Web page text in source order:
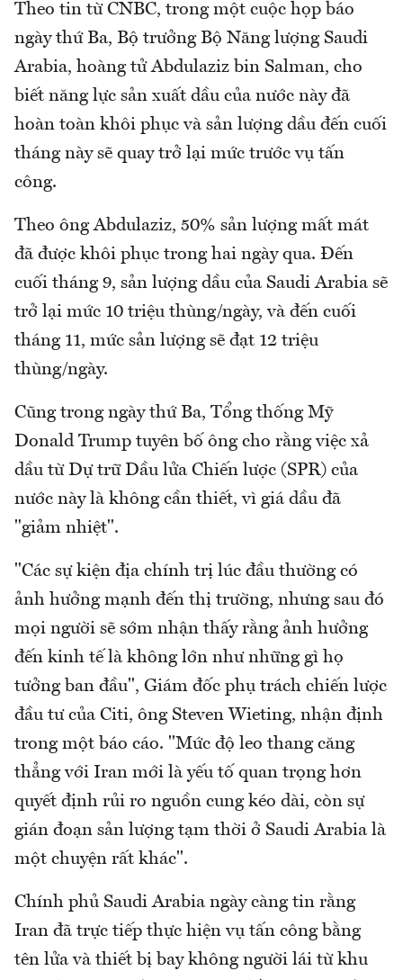
Theo tin từ CNBC, trong một cuộc họp báo
ngày thứ Ba, Bộ trưởng Bộ Năng lượng Saudi
Arabia, hoàng tử Abdulaziz bin Salman, cho
biết năng lực sản xuất dầu của nước này đã
hoàn toàn khôi phục và sản lượng dầu đến cuối
tháng này sẽ quay trở lại mức trước vụ tấn
công.
Theo ông Abdulaziz, 50% sản lượng mất mát
đã được khôi phục trong hai ngày qua. Đến
cuối tháng 9, sản lượng dầu của Saudi Arabia sẽ
trở lại mức 10 triệu thùng/ngày, và đến cuối
tháng 11, mức sản lượng sẽ đạt 12 triệu
thùng/ngày.
Cũng trong ngày thứ Ba, Tổng thống Mỹ
Donald Trump tuyên bố ông cho rằng việc xả
dầu từ Dự trữ Dầu lửa Chiến lược (SPR) của
nước này là không cần thiết, vì giá dầu đã
"giảm nhiệt".
"Các sự kiện địa chính trị lúc đầu thường có
ảnh hưởng mạnh đến thị trường, nhưng sau đó
mọi người sẽ sớm nhận thấy rằng ảnh hưởng
đến kinh tế là không lớn như những gì họ
tưởng ban đầu", Giám đốc phụ trách chiến lược
đầu tư của Citi, ông Steven Wieting, nhận định
trong một báo cáo. "Mức độ leo thang căng
thẳng với Iran mới là yếu tố quan trọng hơn
quyết định rủi ro nguồn cung kéo dài, còn sự
gián đoạn sản lượng tạm thời ở Saudi Arabia là
một chuyện rất khác".
Chính phủ Saudi Arabia ngày càng tin rằng
Iran đã trực tiếp thực hiện vụ tấn công bằng
tên lửa và thiết bị bay không người lái từ khu